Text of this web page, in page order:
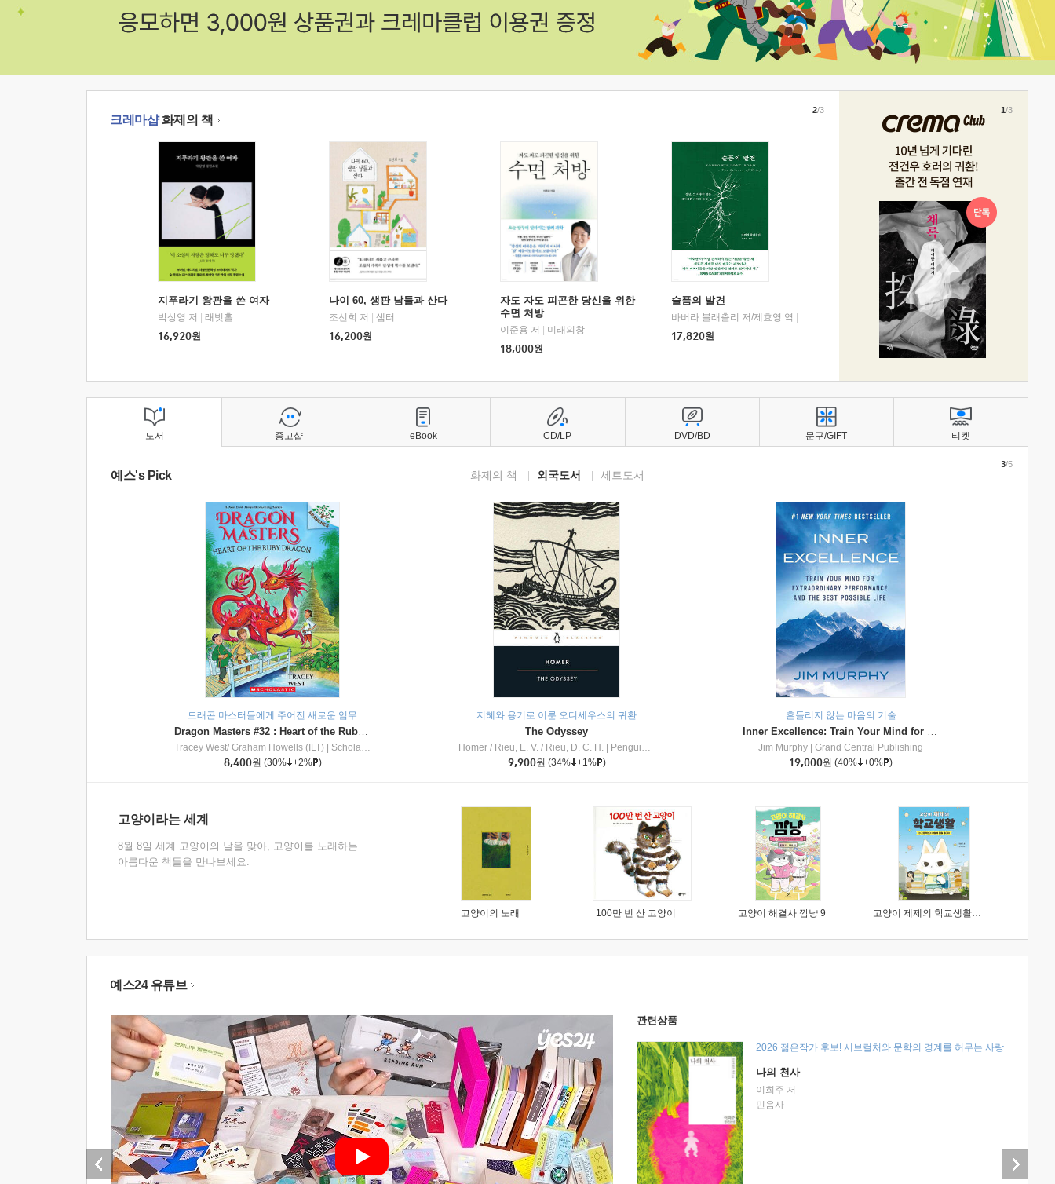
크레마샵화제의 책
지푸라기 왕관을 쓴 여자
박상영 저
래빗홀
16,920원
나이 60, 생판 남들과 산다
조선희 저
샘터
16,200원
자도 자도 피곤한 당신을 위한
수면 처방
이준용 저
미래의창
18,000원
슬픔의 발견
바버라 블래츨리 저/제효영 역
디플롯
17,820원
2/3 1/3
도서
예스's Pick 화제의 책 외국도서 세트도서
드래곤 마스터들에게 주어진 새로운 임무
Dragon Masters #32 : Heart of the Ruby Dragon (A Branches Book)
Tracey West/ Graham Howells (ILT)
Scholastic Inc
8,400원 (30% +2% )
지혜와 용기로 이룬 오디세우스의 귀환
The Odyssey
Homer / Rieu, E. V. / Rieu, D. C. H.
Penguin Group
9,900원 (34% +1% )
흔들리지 않는 마음의 기술
Inner Excellence: Train Your Mind for Extraordinary Performance and the Best Possible Life
Jim Murphy
Grand Central Publishing
19,000원 (40% +0% )
3/5
고양이라는 세계
8월 8일 세계 고양이의 날을 맞아, 고양이를 노래하는
아름다운 책들을 만나보세요.
고양이의 노래 100만 번 산 고양이 고양이 해결사 깜냥 9 고양이 제제의 학교생활 1 : 초등학생이 이렇게 힘들 줄이야
중고샵 eBook CD/LP DVD/BD 문구/GIFT 티켓
예스24 유튜브
관련상품
2026 젊은작가 후보! 서브컬처와 문학의 경계를 허무는 사랑
나의 천사
이희주 저
민음사